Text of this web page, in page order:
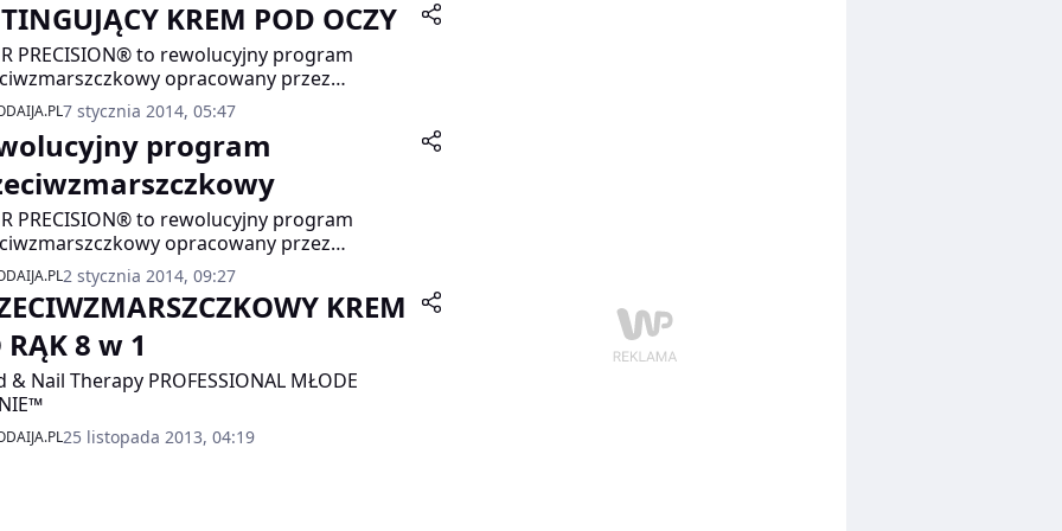
KREM POD OCZY
PRECISION® to rewolucyjny program
opracowany przez
laboratoriów Eveline Cosmetics, który
skuteczność zaawansowanych składników
z najnowszymi osiągnięciami
i medycyny estetycznej. Innowacyjne
zapewniają spektakularny efekt
porównywalny do profesjonalnego
z użyciem lasera.
7 stycznia 2014, 05:47
program
PRECISION® to rewolucyjny program
opracowany przez
laboratoriów Eveline Cosmetics, który
skuteczność zaawansowanych składników
z najnowszymi osiągnięciami
i medycyny estetycznej. Innowacyjne
zapewniają spektakularny efekt
porównywalny do profesjonalnego
z użyciem lasera.
2 stycznia 2014, 09:27
KREM
RĄK 8 w 1
& Nail Therapy PROFESSIONAL MŁODE
25 listopada 2013, 04:19